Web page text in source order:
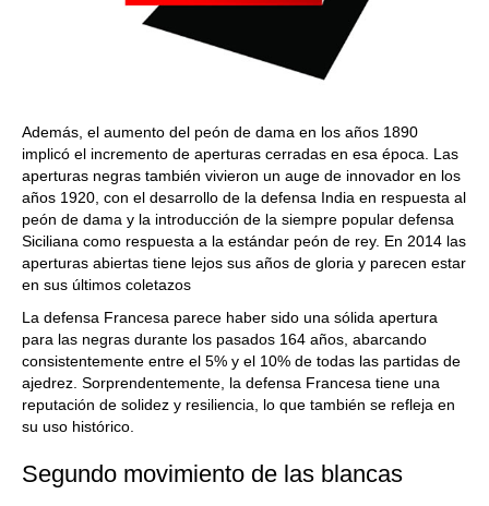
Además, el aumento del peón de dama en los años 1890
implicó el incremento de aperturas cerradas en esa época. Las
aperturas negras también vivieron un auge de innovador en los
años 1920, con el desarrollo de la defensa India en respuesta al
peón de dama y la introducción de la siempre popular defensa
Siciliana como respuesta a la estándar peón de rey. En 2014 las
aperturas abiertas tiene lejos sus años de gloria y parecen estar
en sus últimos coletazos
La defensa Francesa parece haber sido una sólida apertura
para las negras durante los pasados 164 años, abarcando
consistentemente entre el 5% y el 10% de todas las partidas de
ajedrez. Sorprendentemente, la defensa Francesa tiene una
reputación de solidez y resiliencia, lo que también se refleja en
su uso histórico.
Segundo movimiento de las blancas